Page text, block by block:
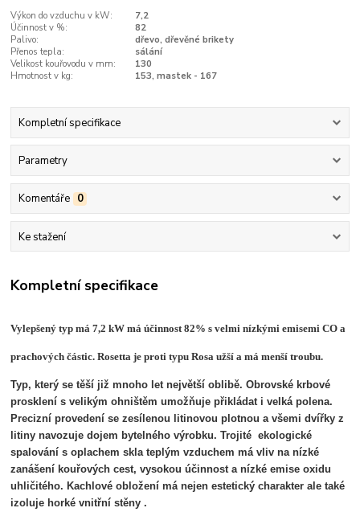
Výkon do vzduchu v kW:
7,2
Účinnost v %:
82
Palivo:
dřevo, dřevěné brikety
Přenos tepla:
sálání
Velikost kouřovodu v mm:
130
Hmotnost v kg:
153, mastek - 167
Kompletní specifikace
Parametry
Komentáře 0
Ke stažení
Kompletní specifikace
Vylepšený typ má 7,2 kW má účinnost 82% s velmi nízkými emisemi CO a
prachových částic. Rosetta je proti typu Rosa užší a má menší troubu.
Typ, který se těší již mnoho let největší oblibě. Obrovské krbové
prosklení s velikým ohništěm umožňuje přikládat i velká polena.
Precizní provedení se zesílenou litinovou plotnou a všemi dvířky z
litiny navozuje dojem bytelného výrobku. Trojité ekologické
spalování s oplachem skla teplým vzduchem má vliv na nízké
zanášení kouřových cest, vysokou účinnost a nízké emise oxidu
uhličitého. Kachlové obložení má nejen estetický charakter ale také
izoluje horké vnitřní stěny .